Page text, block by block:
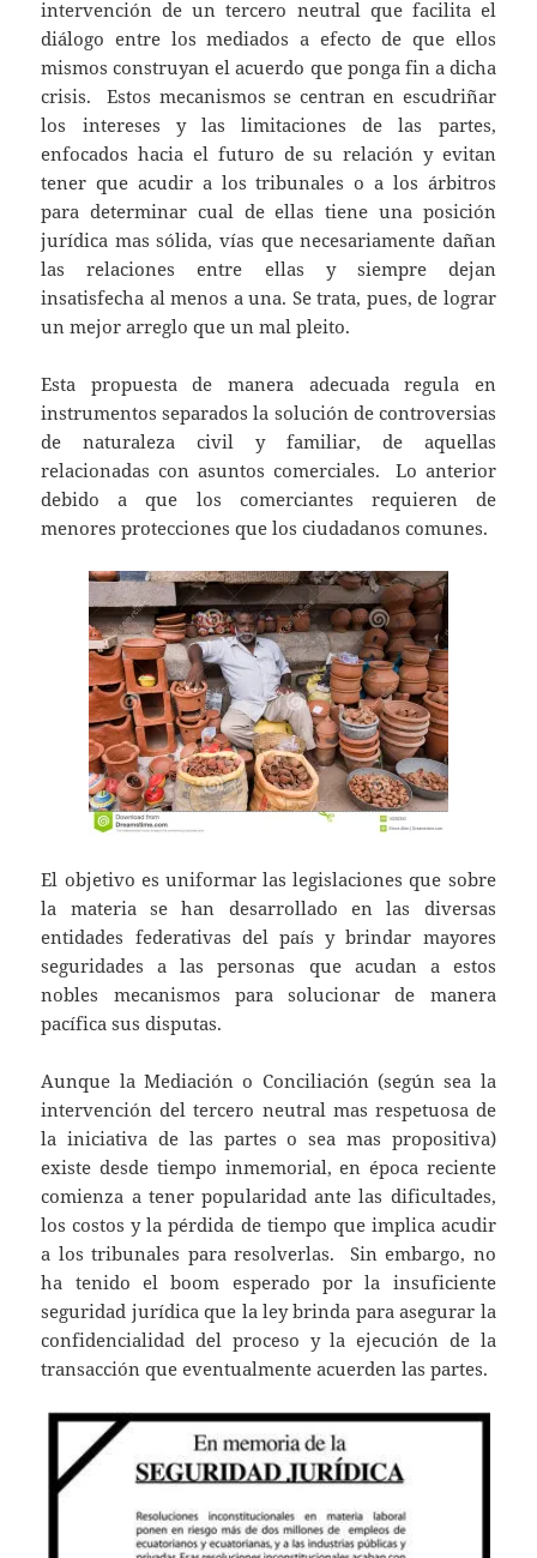
intervención de un tercero neutral que facilita el
diálogo entre los mediados a efecto de que ellos
mismos construyan el acuerdo que ponga fin a dicha
crisis. Estos mecanismos se centran en escudriñar
los intereses y las limitaciones de las partes,
enfocados hacia el futuro de su relación y evitan
tener que acudir a los tribunales o a los árbitros
para determinar cual de ellas tiene una posición
jurídica mas sólida, vías que necesariamente dañan
las relaciones entre ellas y siempre dejan
insatisfecha al menos a una. Se trata, pues, de lograr
un mejor arreglo que un mal pleito.
Esta propuesta de manera adecuada regula en
instrumentos separados la solución de controversias
de naturaleza civil y familiar, de aquellas
relacionadas con asuntos comerciales. Lo anterior
debido a que los comerciantes requieren de
menores protecciones que los ciudadanos comunes.
El objetivo es uniformar las legislaciones que sobre
la materia se han desarrollado en las diversas
entidades federativas del país y brindar mayores
seguridades a las personas que acudan a estos
nobles mecanismos para solucionar de manera
pacífica sus disputas.
Aunque la Mediación o Conciliación (según sea la
intervención del tercero neutral mas respetuosa de
la iniciativa de las partes o sea mas propositiva)
existe desde tiempo inmemorial, en época reciente
comienza a tener popularidad ante las dificultades,
los costos y la pérdida de tiempo que implica acudir
a los tribunales para resolverlas. Sin embargo, no
ha tenido el boom esperado por la insuficiente
seguridad jurídica que la ley brinda para asegurar la
confidencialidad del proceso y la ejecución de la
transacción que eventualmente acuerden las partes.